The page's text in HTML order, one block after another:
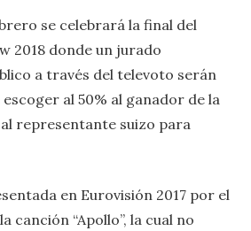
se celebrará la final del
2018 donde un jurado
a través del televoto serán
al 50% al ganador de la
representante suizo para
en Eurovisión 2017 por el
canción “Apollo”, la cual no